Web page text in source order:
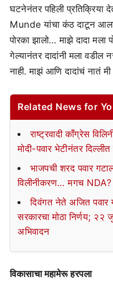
घटनेनंतर पहिली प्रतिक्रिया
Munde यांचा कंठ दाटून
पोरका झालो… माझे दादा
गेल्यानंतर दादांनी मला
नाही. माझं आणि दादांचं नातं
Related News for
राष्ट्रवादी काँग्रेस
मोदी-पवार भेटीनंतर
भाजपची शरद पवार
विलीनीकरण… मगच NDA?
दिवंगत नेते अजित पवार
सरकारचा मोठा निर्णय; २२
अभिवादन
विकासाचा महामेरू हरपला